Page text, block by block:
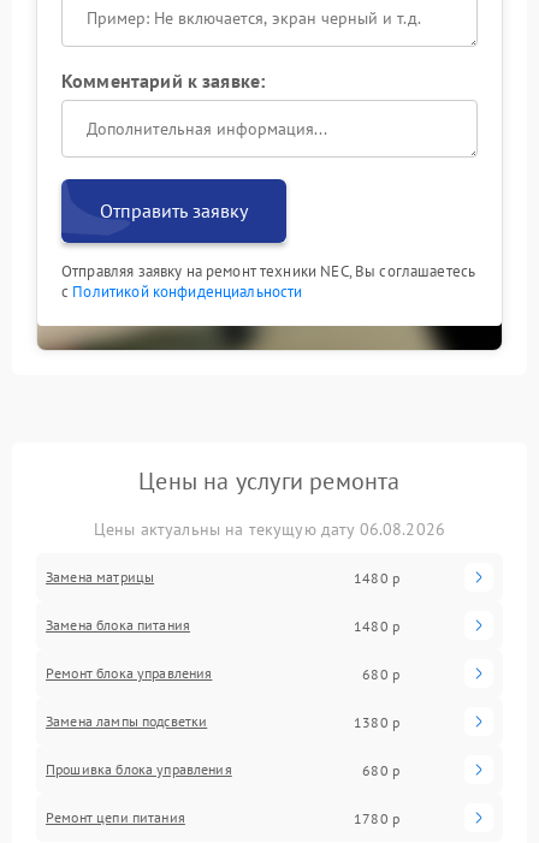
Комментарий к заявке:
Отправить заявку
Отправляя заявку на ремонт техники NEC, Вы соглашаетесь
с Политикой конфиденциальности
Цены на услуги ремонта
Цены актуальны на текущую дату 06.08.2026
Замена матрицы 1480 р
Замена блока питания 1480 р
Ремонт блока управления 680 р
Замена лампы подсветки 1380 р
Прошивка блока управления 680 р
Ремонт цепи питания 1780 р